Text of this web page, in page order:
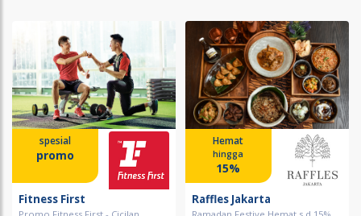
spesial
promo
Fitness First
Hemat
hingga
15%
Raffles Jakarta